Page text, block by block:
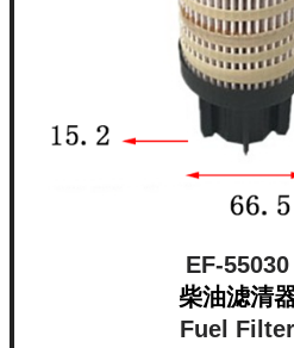
EF-55030
柴油滤清
Fuel Filter